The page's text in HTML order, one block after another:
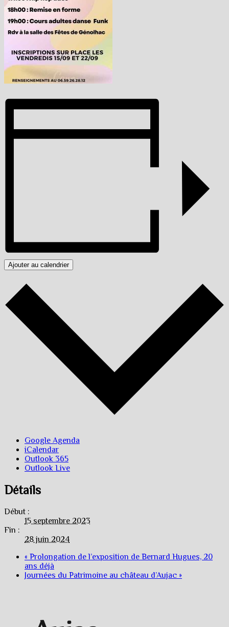
Ajouter au calendrier
Google Agenda
iCalendar
Outlook 365
Outlook Live
Détails
Début :
15 septembre 2023
Fin :
28 juin 2024
« Prolongation de l’exposition de Bernard Hugues, 20
ans déjà
Journées du Patrimoine au château d’Aujac »